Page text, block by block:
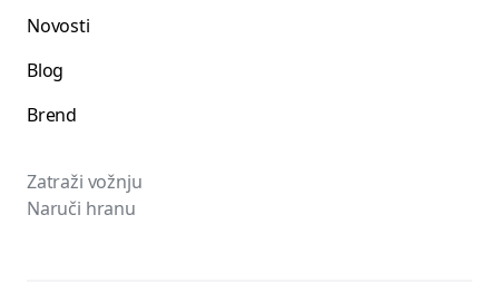
Novosti
Blog
Brend
Zatraži vožnju
Naruči hranu